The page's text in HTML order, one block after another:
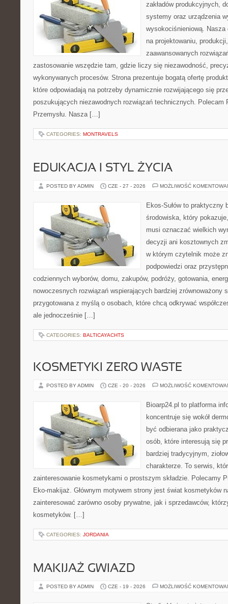
zakładów produkcyjnych,
systemy oraz urządzenia
wysokociśnieniową. Nasza
na projektowaniu,
zaawansowanych
zastosowanie wszędzie tam, gdzie liczy się niezawodność,
wykonywanych procesów. Strona prezentuje bogatą ofertę
które odpowiadają na potrzeby dynamicznie rozwijającego się
poszukujących niezawodnych rozwiązań technicznych. Polecam
Przemysłu. Nasza […]
CATEGORIES: MONTRAVELS
EDUKACJA I STYL ŻYCIA
POSTED BY ADMIN CZE - 27 - 2026 MOŻLIWOŚĆ
Ekos-Sułów to praktyczny
środowiska, który
musi oznaczać wielkich
decyzji ani kosztownych
w którym czytelnik może
podpowiedzi oraz
codziennych wyborów, domu, zakupów, podróży, gotowania,
nowoczesnych rozwiązań wspierających bardziej zrównoważony
przygotowana z myślą o osobach, które chcą odkrywać
ale jednocześnie […]
CATEGORIES: BALTICAYACHTS
KOSMETYKI ZERO WASTE
POSTED BY ADMIN CZE - 20 - 2026 MOŻLIWOŚĆ
Bioarp24.pl to platforma
koncentruje się wokół
być odbierana jako
osób, które interesują się
bardziej tradycyjnym,
charakterze. To serwis,
zainteresowanie kosmetykami o prostszym składzie. Polecamy
Eko-makijaż. Głównym motywem strony jest świat kosmetyków
zainteresować zarówno osoby prywatne, jak i sprzedawców,
kosmetyków. […]
CATEGORIES: JORDANIA
MAKIJAŻ GWIAZD
POSTED BY ADMIN CZE - 19 - 2026 MOŻLIWOŚĆ